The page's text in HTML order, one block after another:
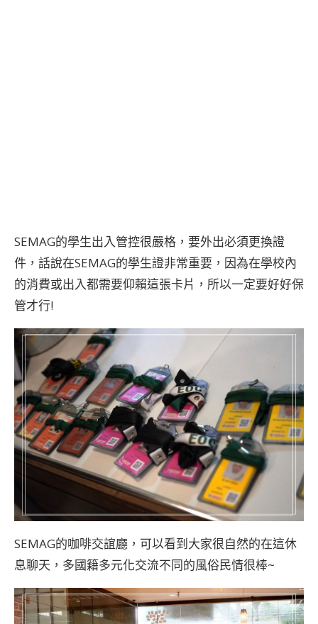
SEMAG的學生出入管控很嚴格，要外出必須更換證
件，話說在SEMAG的學生證非常重要，因為在學校內
的消費或出入都需要仰賴這張卡片，所以一定要好好保
管才行!
SEMAG的咖啡交誼廳，可以看到大家很自然的在這休
息聊天，多國籍多元化交流不同的風俗民情很棒~